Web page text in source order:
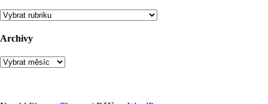
Rubriky
Archivy
Archivy